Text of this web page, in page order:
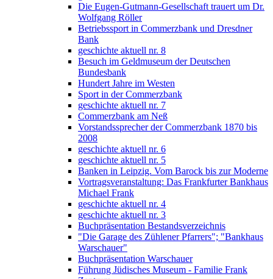
Die Eugen-Gutmann-Gesellschaft trauert um Dr.
Wolfgang Röller
Betriebssport in Commerzbank und Dresdner
Bank
geschichte aktuell nr. 8
Besuch im Geldmuseum der Deutschen
Bundesbank
Hundert Jahre im Westen
Sport in der Commerzbank
geschichte aktuell nr. 7
Commerzbank am Neß
Vorstandssprecher der Commerzbank 1870 bis
2008
geschichte aktuell nr. 6
geschichte aktuell nr. 5
Banken in Leipzig. Vom Barock bis zur Moderne
Vortragsveranstaltung: Das Frankfurter Bankhaus
Michael Frank
geschichte aktuell nr. 4
geschichte aktuell nr. 3
Buchpräsentation Bestandsverzeichnis
"Die Garage des Zühlener Pfarrers"; "Bankhaus
Warschauer"
Buchpräsentation Warschauer
Führung Jüdisches Museum - Familie Frank